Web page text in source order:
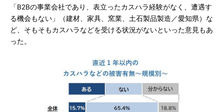
「B2Bの事業会社であり、表立ったカスハラ経験がなく、遭遇す
る機会もない」（建材、家具、窯業、土石製品製造／愛知県）な
ど、そもそもカスハラなどを受ける状況がないといった意見もあ
った。